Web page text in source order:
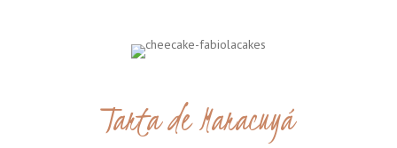
Tarta de Maracuyá